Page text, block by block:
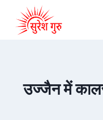
उज्जैन में